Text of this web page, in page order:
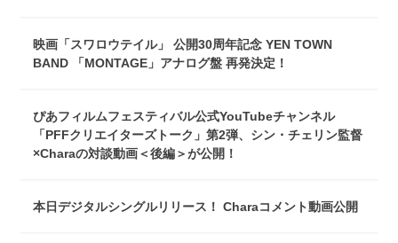
映画「スワロウテイル」 公開30周年記念 YEN TOWN
BAND 「MONTAGE」アナログ盤 再発決定！
ぴあフィルムフェスティバル公式YouTubeチャンネル
「PFFクリエイターズトーク」第2弾、シン・チェリン監督
×Charaの対談動画＜後編＞が公開！
本日デジタルシングルリリース！ Charaコメント動画公開